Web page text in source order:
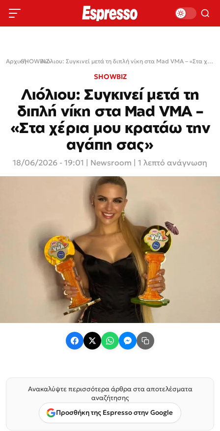
Αρχική›
SHOWBIZ› Λιόλιου: Συγκινεί μετά τη διπλή νίκη στα Mad VMA – «Στα χέρια μου κρατάω την αγάπη σας»
SHOWBIZ
Λιόλιου: Συγκινεί μετά τη
διπλή νίκη στα Mad VMA –
«Στα χέρια μου κρατάω την
αγάπη σας»
18/06/2026 - 19:01 Newsroom | 1 λεπτό ανάγνωση
Ανακαλύψτε περισσότερα άρθρα στα αποτελέσματα
αναζήτησης
Προσθήκη της Espresso στην Google